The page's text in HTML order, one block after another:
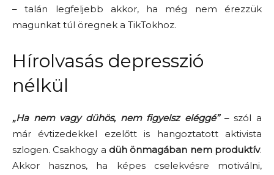
– talán legfeljebb akkor, ha még nem érezzük
magunkat túl öregnek a TikTokhoz.
Hírolvasás depresszió
nélkül
„Ha nem vagy dühös, nem figyelsz eléggé”– szól a
már évtizedekkel ezelőtt is hangoztatott aktivista
szlogen. Csakhogy a düh önmagában nem produktív.
Akkor hasznos, ha képes cselekvésre motiválni,